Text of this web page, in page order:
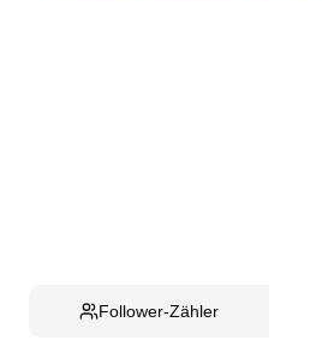
Follower-Zähler